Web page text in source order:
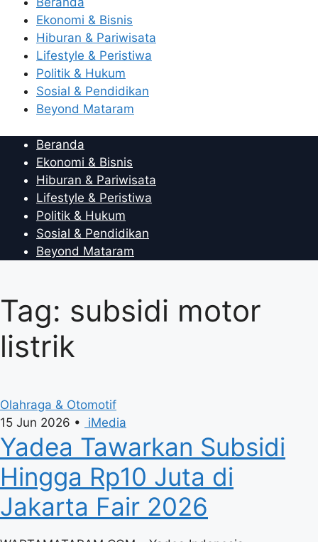
Ekonomi & Bisnis
Hiburan & Pariwisata
Lifestyle & Peristiwa
Politik & Hukum
Sosial & Pendidikan
Beyond Mataram
Beranda
Ekonomi & Bisnis
Hiburan & Pariwisata
Lifestyle & Peristiwa
Politik & Hukum
Sosial & Pendidikan
Beyond Mataram
Tag: subsidi motor
listrik
Olahraga & Otomotif
15 Jun 2026 • iMedia
Yadea Tawarkan Subsidi
Hingga Rp10 Juta di
Jakarta Fair 2026